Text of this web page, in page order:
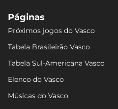
Páginas
Próximos jogos do Vasco
Tabela Brasileirão Vasco
Tabela Sul-Americana Vasco
Elenco do Vasco
Músicas do Vasco